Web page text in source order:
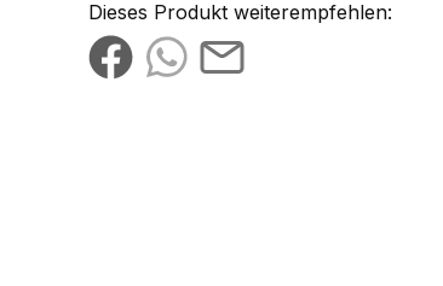
Dieses Produkt weiterempfehlen: